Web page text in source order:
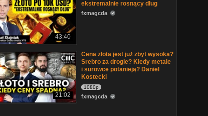
43:40
ekstremalnie rosnący dług
fxmagcda
21:02
Cena złota jest już zbyt wysoka?
Srebro za drogie? Kiedy metale
i surowce potanieją? Daniel
Kostecki
1080p
fxmagcda